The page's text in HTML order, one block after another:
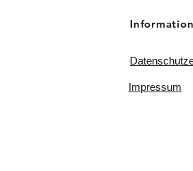
Impressum